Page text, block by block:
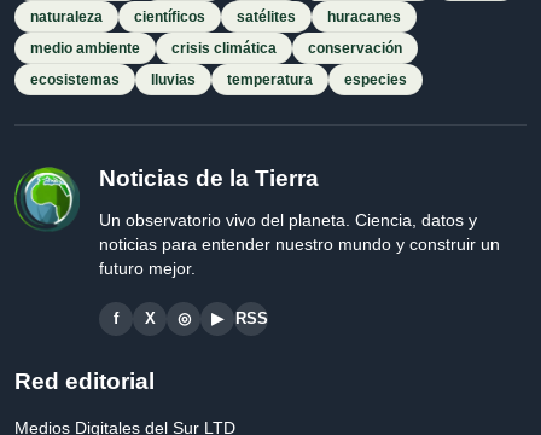
naturaleza
científicos satélites
huracanes
medio ambiente
crisis climática
conservación
ecosistemas
lluvias temperatura especies
Noticias de la Tierra
Un observatorio vivo del planeta. Ciencia, datos y
noticias para entender nuestro mundo y construir un
futuro mejor.
f X ◎ ▶ RSS
Red editorial
Medios Digitales del Sur LTD